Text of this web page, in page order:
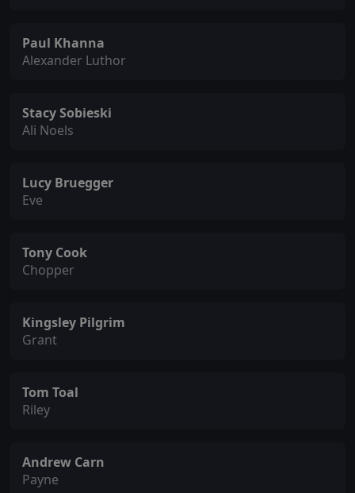
Paul Khanna
Alexander Luthor
Stacy Sobieski
Ali Noels
Lucy Bruegger
Eve
Tony Cook
Chopper
Kingsley Pilgrim
Grant
Tom Toal
Riley
Andrew Carn
Payne